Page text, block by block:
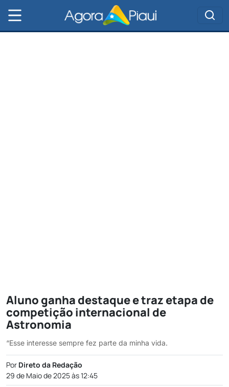
Aluno ganha destaque e traz etapa de
competição internacional de
Astronomia
“Esse interesse sempre fez parte da minha vida.
Por Direto da Redação
29 de Maio de 2025 às 12:45